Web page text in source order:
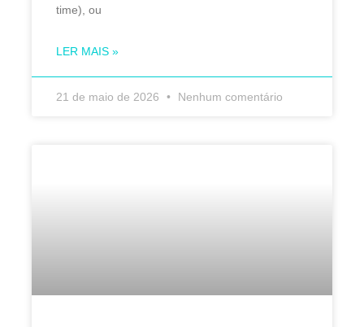
time), ou
LER MAIS »
21 de maio de 2026 Nenhum comentário